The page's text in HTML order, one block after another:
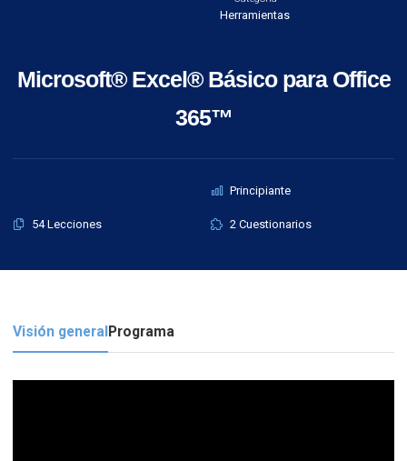
Herramientas
Microsoft® Excel® Básico para Office
365™
Principiante
54 Lecciones 2 Cuestionarios
Visión generalPrograma